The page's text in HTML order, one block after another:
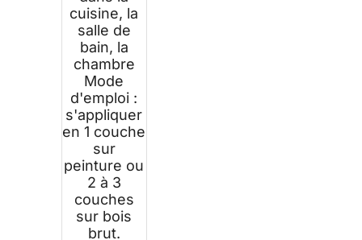
cuisine, la
salle de
bain, la
chambre
Mode
d'emploi :
s'appliquer
en 1 couche
sur
peinture ou
2 à 3
couches
sur bois
brut.